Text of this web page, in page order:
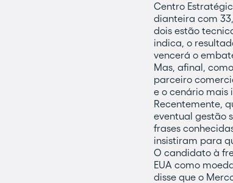
Centro
dianteira com
dois estão
indica, o
vencerá o
Mas, afinal,
parceiro
e o cenário mais
Recentemente,
eventual gestão
frases
insistiram para
O candidato à
EUA como
disse que o